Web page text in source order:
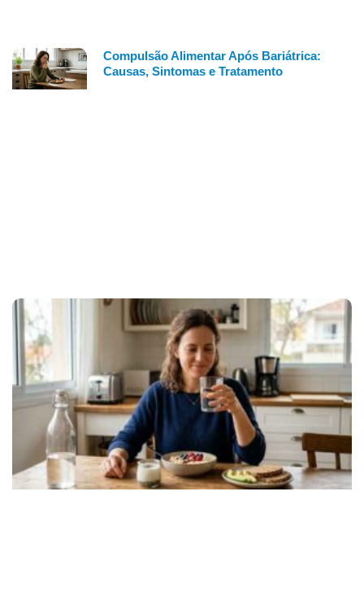
Compulsão Alimentar Após Bariátrica:
Causas, Sintomas e Tratamento